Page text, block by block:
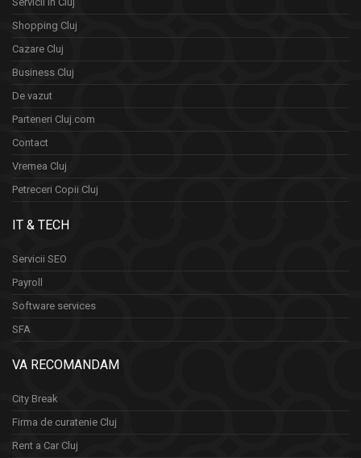
Shopping Cluj
Cazare Cluj
Business Cluj
De vazut
Parteneri Cluj.com
Contact
Vremea Cluj
Petreceri Copii Cluj
IT & TECH
Servicii SEO
Payroll
Software services
SFA
VA RECOMANDAM
City Break
Firma de curatenie Cluj
Rent a Car Cluj